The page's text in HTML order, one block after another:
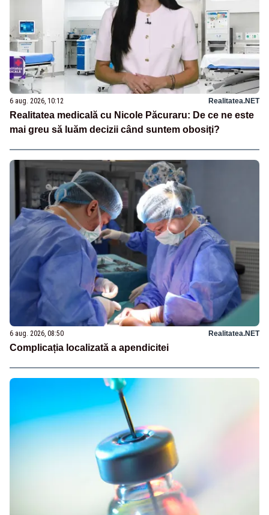
6 aug. 2026, 10:12 Realitatea.NET
Realitatea medicală cu Nicole Păcuraru: De ce ne este
mai greu să luăm decizii când suntem obosiți?
6 aug. 2026, 08:50 Realitatea.NET
Complicația localizată a apendicitei